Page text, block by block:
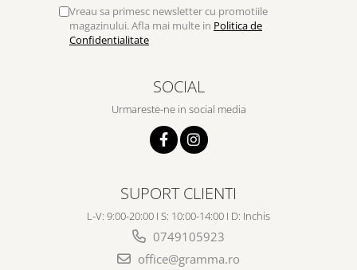
Vreau sa primesc newsletter cu promotiile
magazinului. Afla mai multe in Politica de
Confidentialitate
SOCIAL
Urmareste-ne in social media
SUPORT CLIENTI
L-V: 9:00-20:00 I S: 10:00-14:00 I D: Inchis
0749105923
office@gramma.ro